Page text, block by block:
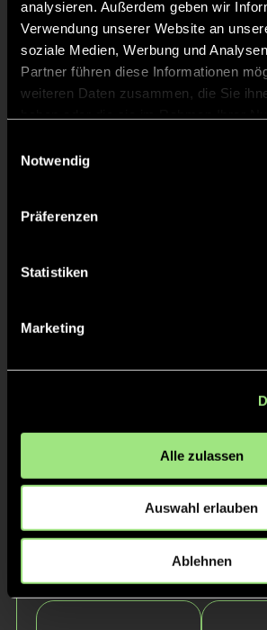
analysieren. Außerdem geben wir
Verwendung unserer Website an
soziale Medien, Werbung und
Partner führen diese Informationen
weiteren Daten zusammen, die Sie
Notwendig
Präferenzen
Statistiken
Marketing
Alle zulassen
Auswahl erlauben
Ablehnen
Luke
Leopold
Damian